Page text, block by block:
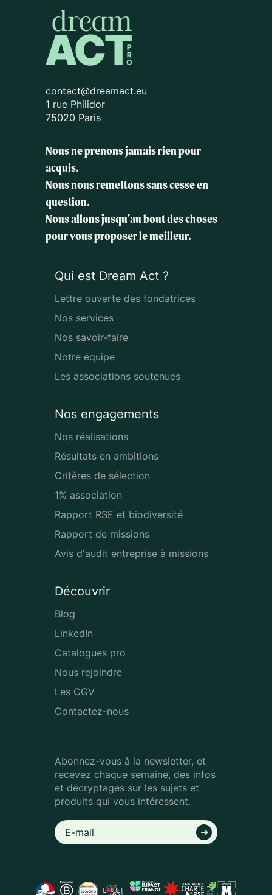
contact@dreamact.eu
1 rue Philidor
75020 Paris
Nous ne prenons jamais rien pour
acquis.
Nous nous remettons sans cesse en
question.
Nous allons jusqu'au bout des choses
pour vous proposer le meilleur.
Qui est Dream Act ?
Lettre ouverte des fondatrices
Nos services
Nos savoir-faire
Notre équipe
Les associations soutenues
Nos engagements
Nos réalisations
Résultats en ambitions
Critères de sélection
1% association
Rapport RSE et biodiversité
Rapport de missions
Avis d'audit entreprise à missions
Découvrir
Blog
LinkedIn
Catalogues pro
Nous rejoindre
Les CGV
Contactez-nous
Abonnez-vous à la newsletter, et
recevez chaque semaine, des infos
et décryptages sur les sujets et
produits qui vous intéressent.